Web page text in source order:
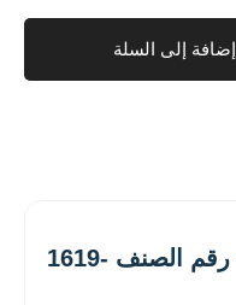
إضافة إلى السلة
ورق جدران 16 متر مربع – رقم الصنف ‎1619-